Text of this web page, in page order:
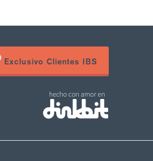
Exclusivo Clientes IBS